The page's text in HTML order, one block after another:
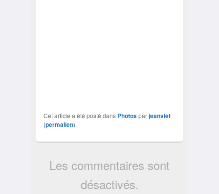
Cet article a été posté dans Photosparjeanviet
(permalien).
Les commentaires sont
désactivés.